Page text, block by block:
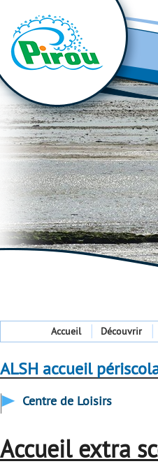
Accueil Découvrir
ALSH accueil
Centre de Loisirs
Accueil extra